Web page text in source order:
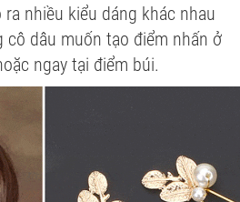
nhiều kiểu dáng khác nhau
dâu muốn tạo điểm nhấn ở
ngay tại điểm búi.